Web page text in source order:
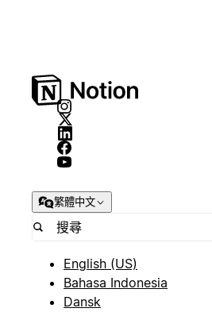
繁體中文
English (US)
Bahasa Indonesia
Dansk